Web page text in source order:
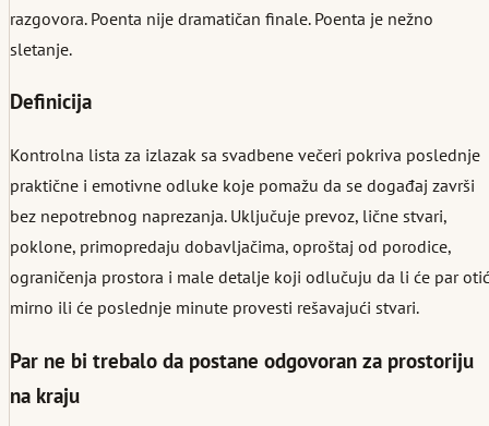
razgovora. Poenta nije dramatičan finale. Poenta je nežno
sletanje.
Definicija
Kontrolna lista za izlazak sa svadbene večeri pokriva poslednje
praktične i emotivne odluke koje pomažu da se događaj završi
bez nepotrebnog naprezanja. Uključuje prevoz, lične stvari,
poklone, primopredaju dobavljačima, oproštaj od porodice,
ograničenja prostora i male detalje koji odlučuju da li će par
mirno ili će poslednje minute provesti rešavajući stvari.
Par ne bi trebalo da postane odgovoran za prostoriju
na kraju